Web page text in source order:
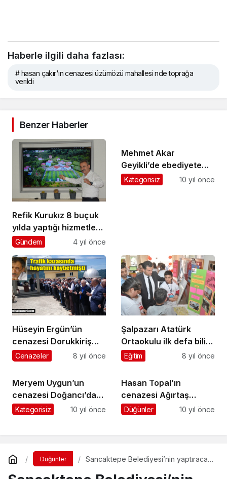
Haberle ilgili daha fazlası:
# hasan çakır'ın cenazesi üzümözü mahallesi nde toprağa
verildi
Benzer Haberler
Refik Kurukız 8 buçuk
yılda yaptığı hizmetleri
anlattı
Gündem 4 yıl önce
Mehmet Akar
Geyikli’de ebediyete
uğurlandı
Kategorisiz 10 yıl önce
Hüseyin Ergün’ün
cenazesi Dorukkiriş
Mahallesi’nde toprağa
Cenazeler 8 yıl önce
Şalpazarı Atatürk
Ortaokulu ilk defa bilim
fuarı düzenledi
Eğitim 8 yıl önce
Meryem Uygun’un
cenazesi Doğancı’da
gözyaşlarıyla toprağa
Kategorisiz 10 yıl önce
Hasan Topal’ın
cenazesi Ağırtaş
Mahallesi’nde toprağa
Düğünler 10 yıl önce
Düğünler
Sancaktepe Belediyesi’nin yaptıracağı
Ağustos’ta